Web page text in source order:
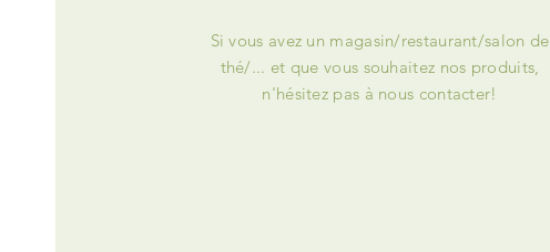
Si vous avez un magasin/restaurant/salon de
thé/... et que vous souhaitez nos produits,
n'hésitez pas à nous contacter!